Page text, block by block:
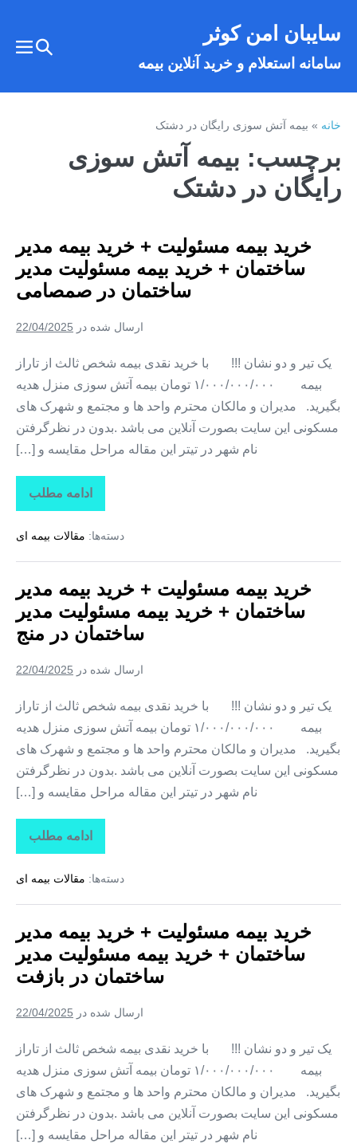
سایبان امن کوثر
سامانه استعلام و خرید آنلاین بیمه
تغییر
خانه»بیمه آتش سوزی رایگان در دشتک
برچسب: بیمه آتش سوزی
رایگان در دشتک
خرید بیمه مسئولیت + خرید بیمه مدیر
ساختمان + خرید بیمه مسئولیت مدیر
ساختمان در صمصامی
ارسال شده در 22/04/2025
یک تیر و دو نشان !!! با خرید نقدی بیمه شخص ثالث از تاراز
بیمه ۱/۰۰۰/۰۰۰/۰۰۰ تومان بیمه آتش سوزی منزل هدیه
بگیرید. مدیران و مالکان محترم واحد ها و مجتمع و شهرک های
مسکونی این سایت بصورت آنلاین می باشد .بدون در نظرگرفتن
نام شهر در تیتر این مقاله مراحل مقایسه و […]
ادامه مطلب
خرید
بیمه
+
بیمه
ساختمان
خرید
مسئولیت
ساختمان
در
دسته‌ها: مقالات بیمه ای
خرید بیمه مسئولیت + خرید بیمه مدیر
ساختمان + خرید بیمه مسئولیت مدیر
ساختمان در منج
ارسال شده در 22/04/2025
یک تیر و دو نشان !!! با خرید نقدی بیمه شخص ثالث از تاراز
بیمه ۱/۰۰۰/۰۰۰/۰۰۰ تومان بیمه آتش سوزی منزل هدیه
بگیرید. مدیران و مالکان محترم واحد ها و مجتمع و شهرک های
مسکونی این سایت بصورت آنلاین می باشد .بدون در نظرگرفتن
نام شهر در تیتر این مقاله مراحل مقایسه و […]
ادامه مطلب
خرید
بیمه
+
بیمه
ساختمان
خرید
بیمه
مسئولیت
ساختمان
در
دسته‌ها: مقالات بیمه ای
خرید بیمه مسئولیت + خرید بیمه مدیر
ساختمان + خرید بیمه مسئولیت مدیر
ساختمان در بازفت
ارسال شده در 22/04/2025
یک تیر و دو نشان !!! با خرید نقدی بیمه شخص ثالث از تاراز
بیمه ۱/۰۰۰/۰۰۰/۰۰۰ تومان بیمه آتش سوزی منزل هدیه
بگیرید. مدیران و مالکان محترم واحد ها و مجتمع و شهرک های
مسکونی این سایت بصورت آنلاین می باشد .بدون در نظرگرفتن
نام شهر در تیتر این مقاله مراحل مقایسه و […]